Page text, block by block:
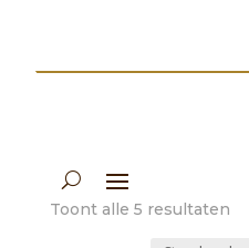
Toont alle 5 resultaten